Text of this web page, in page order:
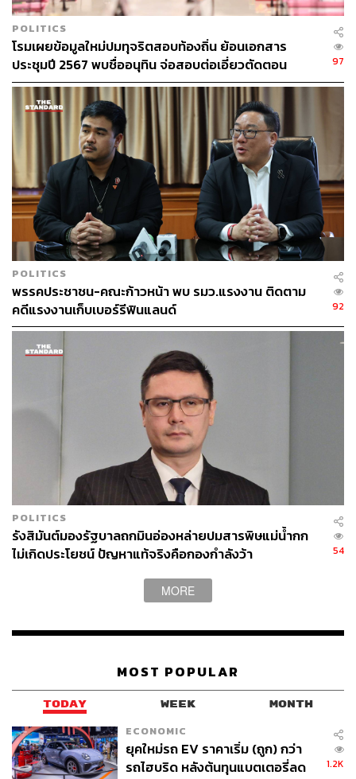
การแก้ไขหรือจัดทำรัฐธรรมนูญใหม่
ความจำเป็นในการเร่งจัดการเลือกตั้ง
การชิงความได้เปรียบทางการเมืองในช่วงที่รัฐบาลได้
รับความนิยม
การจัดตั้งรัฐบาลไม่สำเร็จ
ความผิดพลาดร้ายแรงในการบริหารประเทศ
การเรียกร้องจากประชาชนให้คืนอำนาจผ่านการเลือก
ตั้งใหม่
ยุบสภาแล้ว เดินหน้าไทม์ไลน์เลือกตั้งอย่างไร
ภายหลังการประกาศพระราชกฤษฎีกายุบสภา คณะ
กรรมการการเลือกตั้ง (กกต.) ต้องประกาศวันเลือกตั้งทั่วไป
ภายใน 5 วัน โดยกำหนดวันเลือกตั้งไม่น้อยกว่า 45 วัน และ
ไม่เกิน 60 วัน นับแต่วันที่พระราชกฤษฎีกามีผลใช้บังคับ และ
ต้องจัดการเลือกตั้งในวันเดียวกันทั่วประเทศ
อย่างไรก็ตาม กฎหมายเปิดช่องให้มีความยืดหยุ่นในกรณี
จำเป็น เช่น ปัญหางบประมาณหรือเหตุสุดวิสัย โดยสามารถ
กำหนดวันเลือกตั้งคลาดเคลื่อนได้ภายในกรอบกฎหมาย
รัฐบาลหลังยุบสภา: “รักษาการ” ตามหลักวิชาการ แม้
รัฐธรรมนูญไม่ใช้คำนี้
การประกาศยุบสภาของรัฐบาลภูมิใจไทย กลายเป็นจุดเปลี่ยน
สำคัญทางการเมืองไทยอีกครั้ง โดยการยุบสภาไม่เพียง
เป็นการยุติบทบาทของสภาผู้แทนราษฎรชุดปัจจุบันเท่านั้น
แต่ยังเป็นกลไกตามรัฐธรรมนูญที่นำประเทศเข้าสู่
กระบวนการเลือกตั้งใหม่ พร้อมตั้งคำถามถึงอำนาจ หน้าที่
‘รัฐบาลรักษาการ’ เป็นคำทางวิชาการ ไม่ได้ปรากฏโดยตรง
ในรัฐธรรมนูญ แต่ในทางปฏิบัติ คณะรัฐมนตรีชุดเดิมยังคง
ปฏิบัติหน้าที่ต่อไปจนกว่าจะมีรัฐบาลชุดใหม่เข้ารับหน้าที่
ขณะที่รัฐบาลในช่วงนี้ยังมีอำนาจตามปกติในเรื่องสำคัญ เช่น
POLITICS
โรมเผยข้อมูลใหม่ปมทุจริตสอบท้องถิ่น ย้อนเอกสาร
ประชุมปี 2567 พบชื่ออนุทิน จ่อสอบต่อเอี่ยวตัดตอน
ม.บูรพา หรือไม่
97
POLITICS
พรรคประชาชน-คณะก้าวหน้า พบ รมว.แรงงาน ติดตาม
คดีแรงงานเก็บเบอร์รีฟินแลนด์
92
POLITICS
รังสิมันต์มองรัฐบาลถกมินอ่องหล่ายปมสารพิษแม่น้ำกก
ไม่เกิดประโยชน์ ปัญหาแท้จริงคือกองกำลังว้า
54
MORE
MOST POPULAR
TODAY WEEK MONTH
ECONOMIC
ยุคใหม่รถ EV ราคาเริ่ม (ถูก) กว่า
รถไฮบริด หลังต้นทุนแบตเตอรี่ลด
1.2K